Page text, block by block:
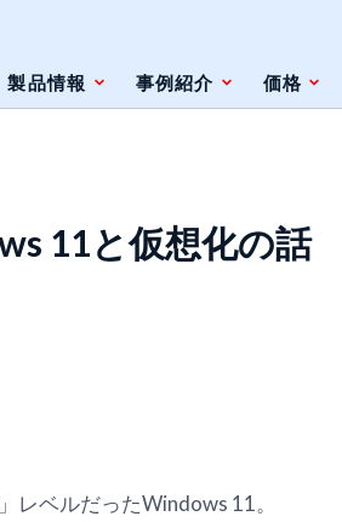
製品情報
ツールとの連携（Zabbix）
事例紹介 価格
11と仮想化の話
レベルだったWindows 11。